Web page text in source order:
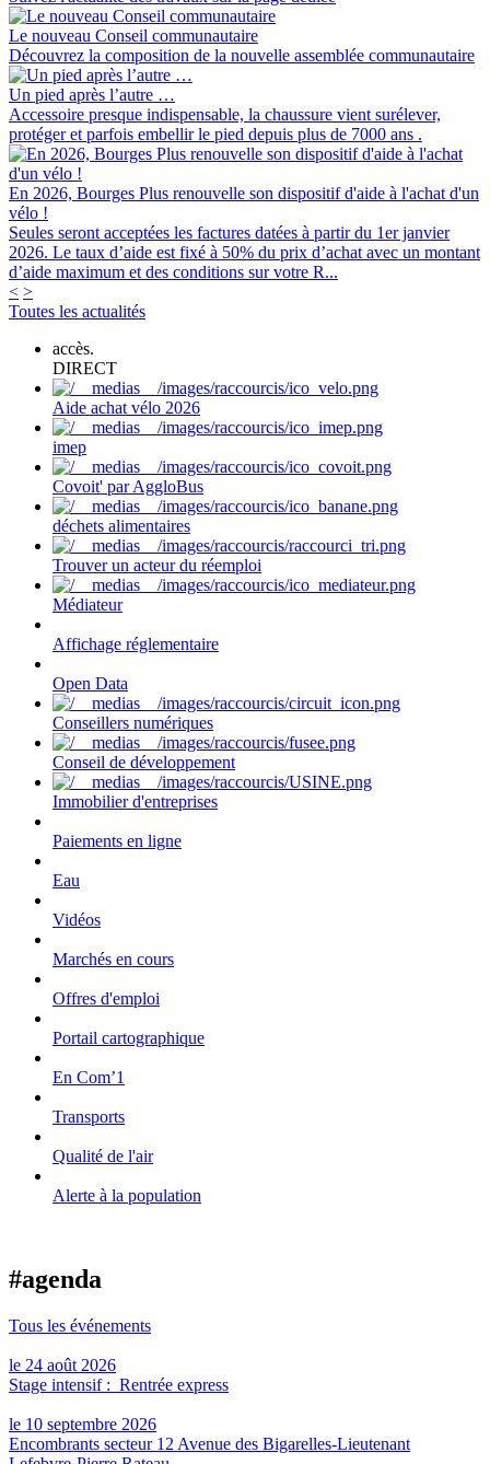
Le nouveau Conseil communautaire
Découvrez la composition de la nouvelle assemblée communautaire
Un pied après l’autre …
Accessoire presque indispensable, la chaussure vient surélever,
protéger et parfois embellir le pied depuis plus de 7000 ans .
En 2026, Bourges Plus renouvelle son dispositif d'aide à l'achat d'un
vélo !
Seules seront acceptées les factures datées à partir du 1er janvier
2026. Le taux d’aide est fixé à 50% du prix d’achat avec un montant
d’aide maximum et des conditions sur votre R...
< >
Toutes les actualités
accès.
DIRECT
Aide achat vélo 2026
imep
Covoit' par AggloBus
déchets alimentaires
Trouver un acteur du réemploi
Médiateur
Affichage réglementaire
Open Data
Conseillers numériques
Conseil de développement
Immobilier d'entreprises
Paiements en ligne
Eau
Vidéos
Marchés en cours
Offres d'emploi
Portail cartographique
En Com’1
Transports
Qualité de l'air
Alerte à la population
#agenda
Tous les événements
le 24 août 2026
Stage intensif : Rentrée express
le 10 septembre 2026
Encombrants secteur 12 Avenue des Bigarelles-Lieutenant